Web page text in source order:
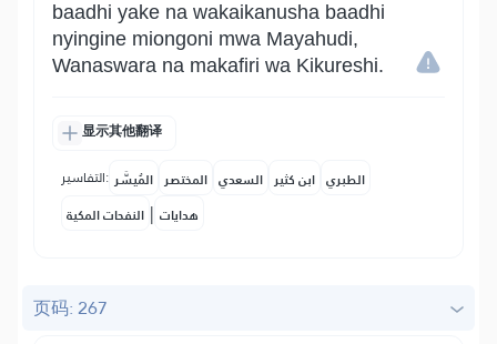
baadhi yake na wakaikanusha baadhi
nyingine miongoni mwa Mayahudi,
Wanaswara na makafiri wa Kikureshi.
显示其他翻译
التفاسير: المُيسَّر المختصر السعدي ابن كثير الطبري
النفحات المكية | هدايات
页码: 267